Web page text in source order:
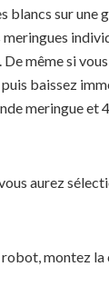
blancs sur
même si
baissez
meringue et
aurez
montez